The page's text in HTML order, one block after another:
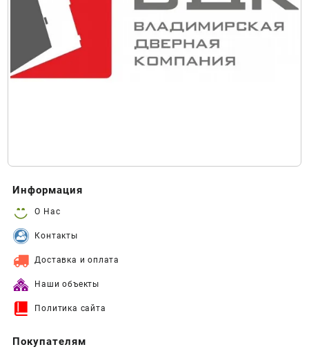
Информация
О Нас
Контакты
Доставка и оплата
Наши объекты
Политика сайта
Покупателям